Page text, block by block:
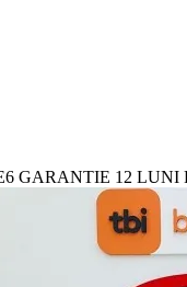
GARANTIE 12 LUNI